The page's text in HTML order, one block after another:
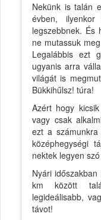
Nekünk is talán
évben,
legszebbnek. És
ne mutassuk
Legalábbis ezt
ugyanis arra
világát is
Bükkihűlsz! túra!
Azért hogy
vagy csak
ezt a
középhegységi
nektek legyen
Nyári
km között
legideálisabb,
távot!